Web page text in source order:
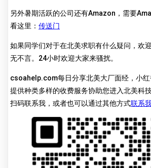
另外暑期活跃的公司还有Amazon，需要
看这里： 传送门
如果同学们对于在北美求职有什么疑问，欢
无不言。24小时欢迎大家来骚扰。
csoahelp.com每日分享北美大厂面经，小
提供种类多样的收费服务协助您进入北美科
扫码联系我，或者也可以通过其他方式联系